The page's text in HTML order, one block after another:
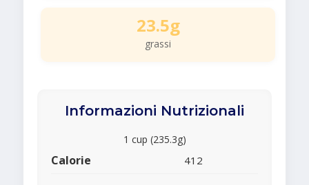
23.5g
grassi
Informazioni Nutrizionali
1 cup (235.3g)
Calorie 412